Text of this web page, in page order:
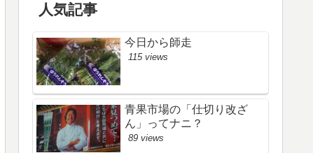
人気記事
今日から師走
115 views
青果市場の「仕切り改ざ
ん」ってナニ？
89 views